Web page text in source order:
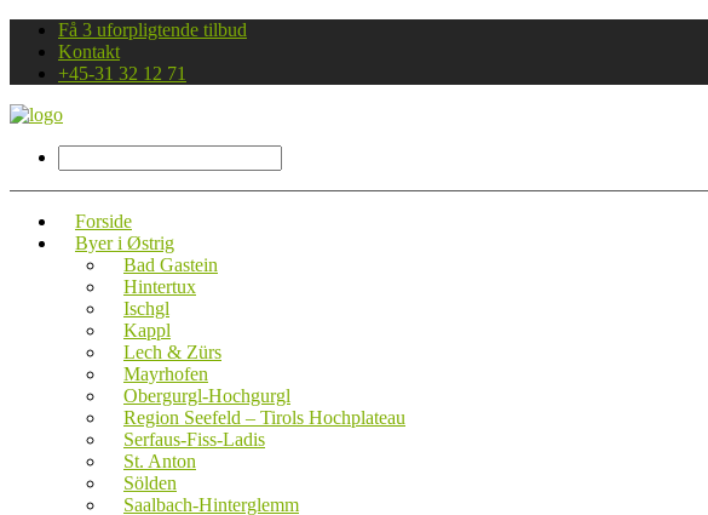
Få 3 uforpligtende tilbud
Kontakt
+45-31 32 12 71
Forside
Byer i Østrig
Bad Gastein
Hintertux
Ischgl
Kappl
Lech & Zürs
Mayrhofen
Obergurgl-Hochgurgl
Region Seefeld – Tirols Hochplateau
Serfaus-Fiss-Ladis
St. Anton
Sölden
Saalbach-Hinterglemm